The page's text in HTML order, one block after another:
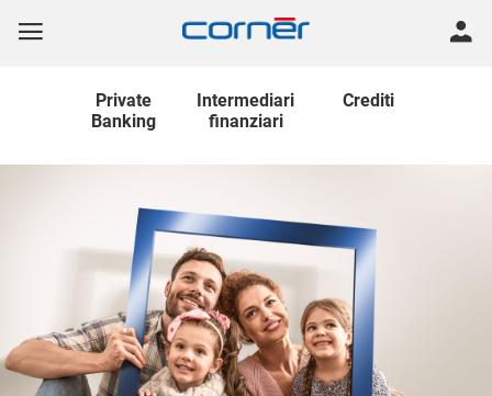
Private
Banking
Intermediari
finanziari
Crediti